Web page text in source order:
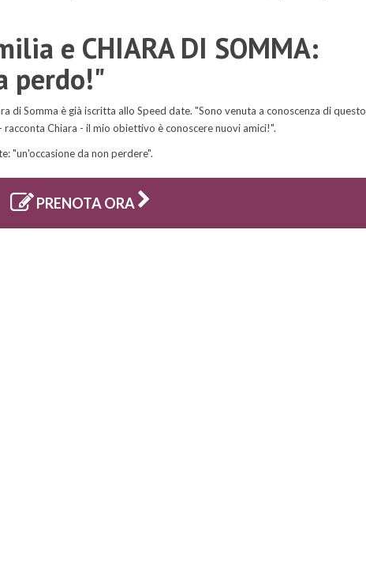
e CHIARA DI SOMMA:
perdo!"
di Somma è già iscritta allo Speed date. "Sono venuta a conoscenza di questo
racconta Chiara - il mio obiettivo è conoscere nuovi amici!".
"un'occasione da non perdere".
PRENOTA ORA